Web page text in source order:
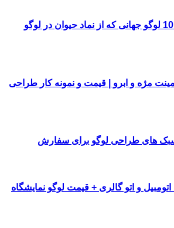
نماد حیوانات در لوگو | 10 لوگو جهانی که از نماد حیوان در لوگو
مژه و ابرو | قیمت و نمونه کار طراحی
سبک های طراحی لوگو برای سفارش
و اتو گالری + قیمت لوگو نمایشگاه